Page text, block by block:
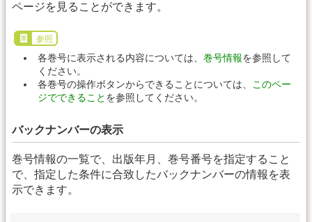
ページを見ることができます。
参照
各巻号に表示される内容については、 巻号情報を参照して
ください。
各巻号の操作ボタンからできることについては、
このペー
ジでできること を参照してください。
バックナンバーの表示
巻号情報の一覧で、出版年月、巻号番号を指定すること
で、指定した条件に合致したバックナンバーの情報を表
示できます。